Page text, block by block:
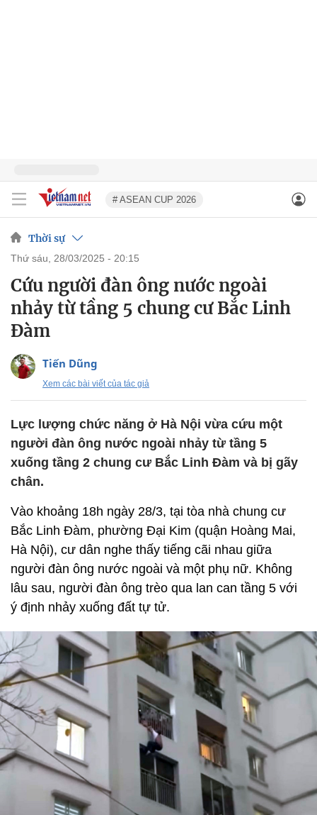
# ASEAN CUP 2026
Thời sự
thứ sáu, 28/03/2025 - 20:15
Cứu người đàn ông nước ngoài
nhảy từ tầng 5 chung cư Bắc Linh
Đàm
Tiến Dũng
Xem các bài viết của tác giả
Lực lượng chức năng ở Hà Nội vừa cứu một
người đàn ông nước ngoài nhảy từ tầng 5
xuống tầng 2 chung cư Bắc Linh Đàm và bị gãy
chân.
Vào khoảng 18h ngày 28/3, tại tòa nhà chung cư
Bắc Linh Đàm, phường Đại Kim (quận Hoàng Mai,
Hà Nội), cư dân nghe thấy tiếng cãi nhau giữa
người đàn ông nước ngoài và một phụ nữ. Không
lâu sau, người đàn ông trèo qua lan can tầng 5 với
ý định nhảy xuống đất tự tử.